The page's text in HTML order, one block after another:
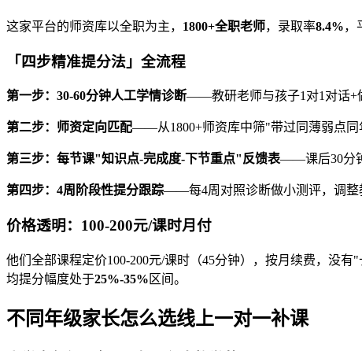
这家平台的师资库以全职为主， 1800+全职老师，录取率8.4%，
「四步精准提分法」全流程
第一步：30-60分钟人工学情诊断——教研老师与孩子1对1对话+
第二步：师资定向匹配——从1800+师资库中筛"带过同薄弱点同
第三步：每节课"知识点-完成度-下节重点"反馈表——课后30分
第四步：4周阶段性提分跟踪——每4周对照诊断做小测评，调整
价格透明：100-200元/课时月付
他们全部课程定价100-200元/课时（45分钟），按月续费，没
均提分幅度处于25%-35% 区间。
不同年级家长怎么选线上一对一补课